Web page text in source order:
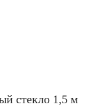
стекло 1,5 м